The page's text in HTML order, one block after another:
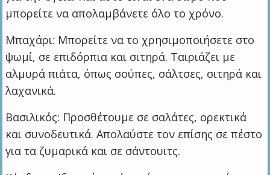
μπορείτε να απολαμβάνετε όλο το χρόνο.
Μπαχάρι: Μπορείτε να το χρησιμοποιήσετε στο
ψωμί, σε επιδόρπια και σιτηρά. Ταιριάζει με
αλμυρά πιάτα, όπως σούπες, σάλτσες, σιτηρά και
λαχανικά.
Βασιλικός: Προσθέτουμε σε σαλάτες, ορεκτικά
και συνοδευτικά. Απολαύστε τον επίσης σε πέστο
για τα ζυμαρικά και σε σάντουιτς.